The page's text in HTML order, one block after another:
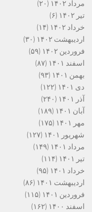
مرداد ۱۴۰۲
(۲۰)
تیر ۱۴۰۲
(۶)
خرداد ۱۴۰۲
(۱۴)
اردیبهشت ۱۴۰۲
(۳۰)
فروردین ۱۴۰۲
(۵۹)
اسفند ۱۴۰۱
(۸۷)
بهمن ۱۴۰۱
(۹۳)
دی ۱۴۰۱
(۱۲۲)
آذر ۱۴۰۱
(۲۴۰)
آبان ۱۴۰۱
(۱۸۹)
مهر ۱۴۰۱
(۱۷۵)
شهریور ۱۴۰۱
(۱۲۷)
مرداد ۱۴۰۱
(۱۴۹)
تیر ۱۴۰۱
(۱۱۴)
خرداد ۱۴۰۱
(۹۵)
اردیبهشت ۱۴۰۱
(۸۶)
فروردین ۱۴۰۱
(۱۱۵)
اسفند ۱۴۰۰
(۱۶۲)